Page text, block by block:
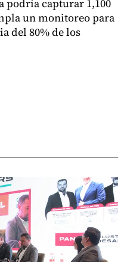
podría capturar 1,100
un monitoreo para
del 80% de los